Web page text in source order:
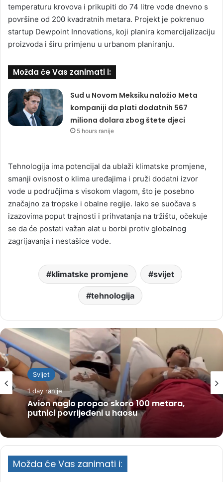
temperaturu krovova i prikupiti do 74 litre vode dnevno s
površine od 200 kvadratnih metara. Projekt je pokrenuo
startup Dewpoint Innovations, koji planira komercijalizaciju
proizvoda i širu primjenu u urbanom planiranju.
Možda će Vas zanimati i:
Sud u Novom Meksiku naložio Meta
kompaniji da plati dodatnih 567
miliona dolara zbog štete djeci
5 hours ranije
Tehnologija ima potencijal da ublaži klimatske promjene,
smanji ovisnost o klima uređajima i pruži dodatni izvor
vode u područjima s visokom vlagom, što je posebno
značajno za tropske i obalne regije. Iako se suočava s
izazovima poput trajnosti i prihvatanja na tržištu, očekuje
se da će postati važan alat u borbi protiv globalnog
zagrijavanja i nestašice vode.
klimatske promjene svijet
tehnologija
Svijet
1 day ranije
Avion naglo propao skoro 100 metara,
putnici povrijeđeni u haosu
Možda će Vas zanimati i: